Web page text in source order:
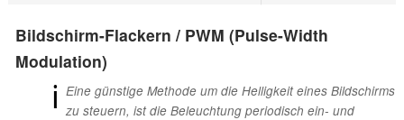
Bildschirm-Flackern / PWM (Pulse-Width
Modulation)
ℹ Eine günstige Methode um die Helligkeit eines Bildschirms
zu steuern, ist die Beleuchtung periodisch ein- und